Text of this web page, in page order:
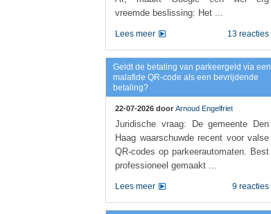
vreemde beslissing: Het ...
13 reacties
Lees meer
Geldt de betaling van parkeergeld via een
malafide QR-code als een bevrijdende
betaling?
22-07-2026 door Arnoud Engelfriet
Juridische vraag: De gemeente Den
Haag waarschuwde recent voor valse
QR-codes op parkeerautomaten. Best
professioneel gemaakt ...
9 reacties
Lees meer